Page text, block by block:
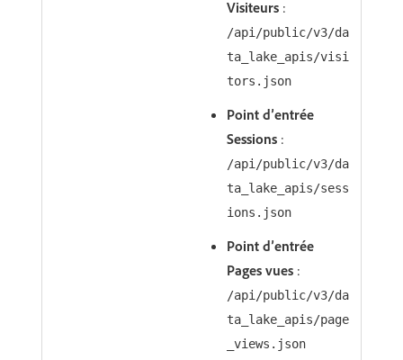
Visiteurs :
/api/public/v3/da
ta_lake_apis/visi
tors.json
Point d’entrée
Sessions :
/api/public/v3/da
ta_lake_apis/sess
ions.json
Point d’entrée
Pages vues :
/api/public/v3/da
ta_lake_apis/page
_views.json